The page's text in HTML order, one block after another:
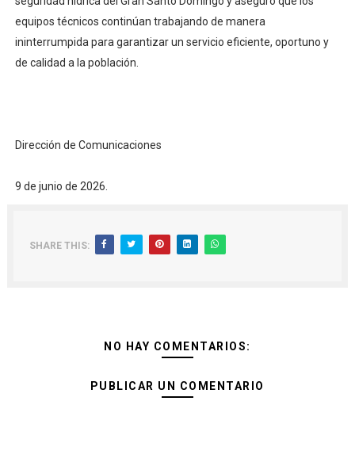
equipos técnicos continúan trabajando de manera
ininterrumpida para garantizar un servicio eficiente, oportuno y
de calidad a la población.
Dirección de Comunicaciones
9 de junio de 2026.
SHARE THIS:
NO HAY COMENTARIOS:
PUBLICAR UN COMENTARIO